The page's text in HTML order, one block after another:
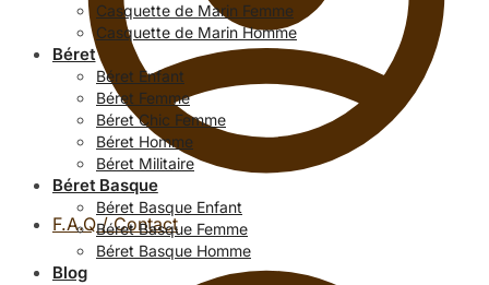
F.A.Q / Contact
Casquette de Marin Femme
Casquette de Marin Homme
Béret
Béret Enfant
Béret Femme
Béret Chic Femme
Béret Homme
Béret Militaire
Béret Basque
Béret Basque Enfant
Béret Basque Femme
Béret Basque Homme
Blog